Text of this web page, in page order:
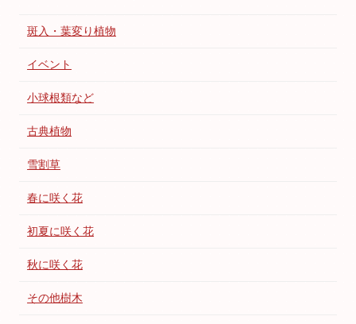
斑入・葉変り植物
イベント
小球根類など
古典植物
雪割草
春に咲く花
初夏に咲く花
秋に咲く花
その他樹木